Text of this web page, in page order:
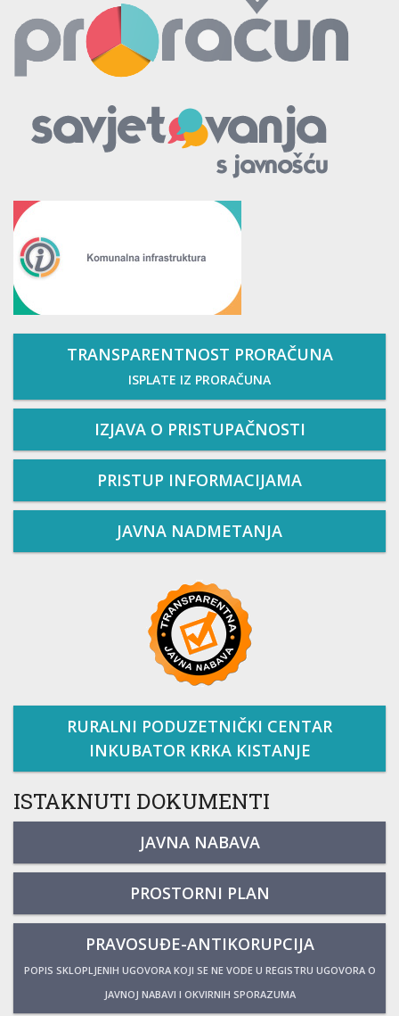
TRANSPARENTNOST PRORAČUNA
ISPLATE IZ PRORAČUNA
IZJAVA O PRISTUPAČNOSTI
PRISTUP INFORMACIJAMA
JAVNA NADMETANJA
RURALNI PODUZETNIČKI CENTAR
INKUBATOR KRKA KISTANJE
ISTAKNUTI DOKUMENTI
JAVNA NABAVA
PROSTORNI PLAN
PRAVOSUĐE-ANTIKORUPCIJA
POPIS SKLOPLJENIH UGOVORA KOJI SE NE VODE U REGISTRU UGOVORA O
JAVNOJ NABAVI I OKVIRNIH SPORAZUMA